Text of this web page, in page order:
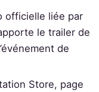
officielle liée par
le trailer de
de
Store, page